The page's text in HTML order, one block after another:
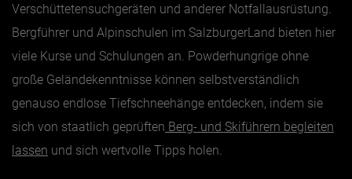
Verschüttetensuchgeräten und anderer Notfallausrüstung.
Bergführer und Alpinschulen im SalzburgerLand bieten hier
viele Kurse und Schulungen an. Powderhungrige ohne
große Geländekenntnisse können selbstverständlich
genauso endlose Tiefschneehänge entdecken, indem sie
sich von staatlich geprüften Berg- und Skiführern begleiten
lassen und sich wertvolle Tipps holen.